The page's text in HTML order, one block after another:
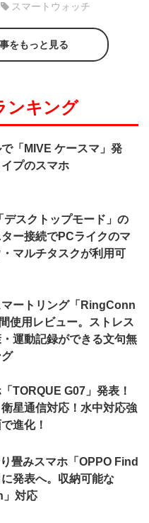
スマートウォッチ
をもっと見る
ンキング
「MIVE ケースマ」発
プのスマホ
スクトップモード」の
ー接続でPCライクのマ
マルチタスクが利用可
マートリング「RingConn
使用レビュー。ストレス
運動記録ができる文句無
TORQUE G07」発表！
星通信対応！水中対応強
進化！
畳みスマホ「OPPO Find
発表へ。収納可能な
」対応